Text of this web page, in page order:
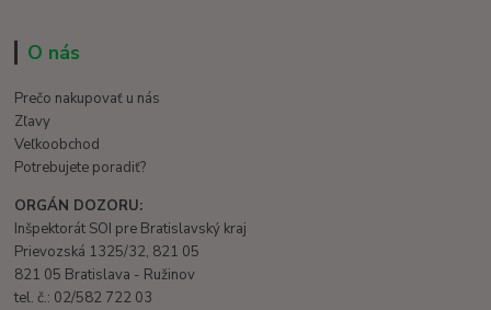
O nás
Prečo nakupovať u nás
Zľavy
Veľkoobchod
Potrebujete poradiť?
ORGÁN DOZORU:
Inšpektorát SOI pre Bratislavský kraj
Prievozská 1325/32, 821 05
821 05 Bratislava - Ružinov
tel. č.: 02/582 722 03